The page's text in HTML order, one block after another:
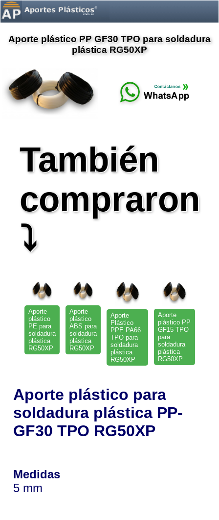
Aporte plástico PP GF30 TPO para soldadura
plástica RG50XP
También
compraron
⤵
Aporte
plástico
PE para
soldadura
plástica
RG50XP
Aporte
plástico
ABS para
soldadura
plástica
RG50XP
Aporte
Plástico
PPE PA66
TPO para
soldadura
plástica
RG50XP
Aporte
plástico PP
GF15 TPO
para
soldadura
plástica
RG50XP
Aporte plástico para
soldadura plástica PP-
GF30 TPO RG50XP
Medidas
5 mm